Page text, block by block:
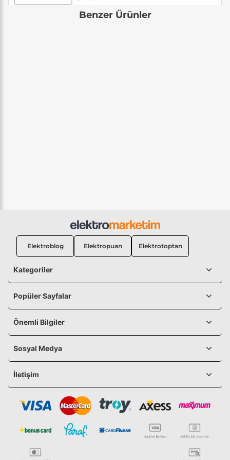
Benzer Ürünler
Elektroblog Elektropuan Elektrotoptan
Kategoriler
Popüler Sayfalar
Önemli Bilgiler
Sosyal Medya
İletişim